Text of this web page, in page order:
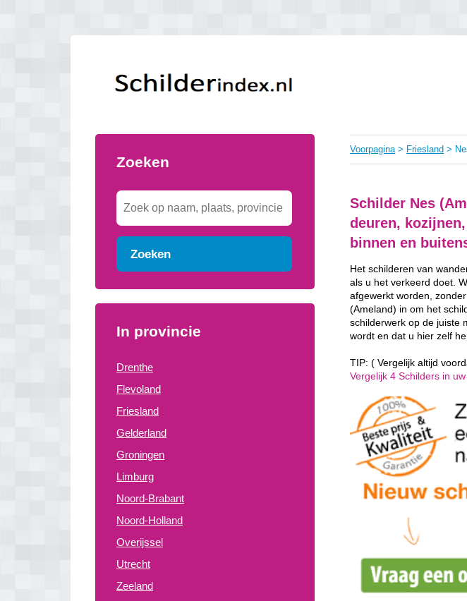
Zoeken
Zoeken
In provincie
Drenthe
Flevoland
Friesland
Gelderland
Groningen
Limburg
Noord-Brabant
Noord-Holland
Overijssel
Utrecht
Zeeland
Voorpagina> Friesland >
Schilder Nes
deuren,
binnen en
Het schilderen van
als u het verkeerd doet.
afgewerkt worden,
(Ameland) in om het
schilderwerk op de juiste
wordt en dat u hier zelf
TIP: ( Vergelijk altijd
Vergelijk 4 Schilders in